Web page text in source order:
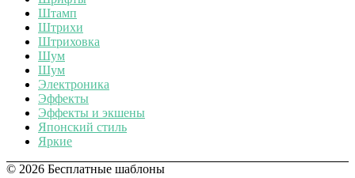
Штамп
Штрихи
Штриховка
Шум
Шум
Электроника
Эффекты
Эффекты и экшены
Японский стиль
Яркие
© 2026 Бесплатные шаблоны